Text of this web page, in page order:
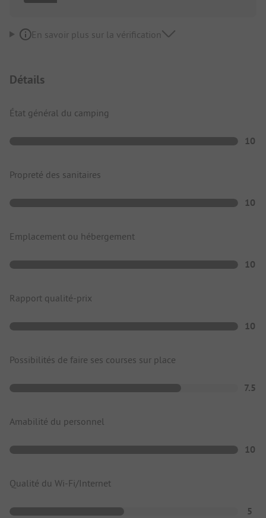
En savoir plus sur la vérification
Détails
État général du camping
10
Propreté des sanitaires
10
Emplacement ou hébergement
10
Rapport qualité-prix
10
Possibilités de faire ses courses sur place
7.5
Amabilité du personnel
10
Qualité du Wi-Fi/Internet
5